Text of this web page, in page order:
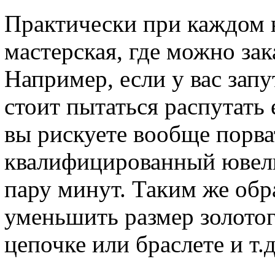
Практически при каждом
мастерская, где можно
Например, если у вас
стоит пытаться
вы рискуете вообще
квалифицированный
пару минут. Таким же
уменьшить размер
цепочке или браслете и